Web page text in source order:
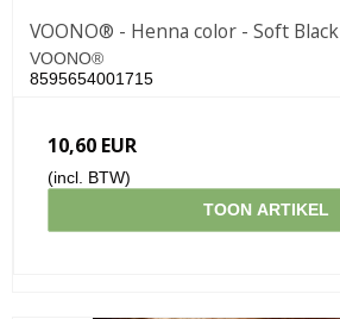
VOONO® - Henna color - Soft Black
VOONO®
8595654001715
10,60 EUR
(incl. BTW)
TOON ARTIKEL